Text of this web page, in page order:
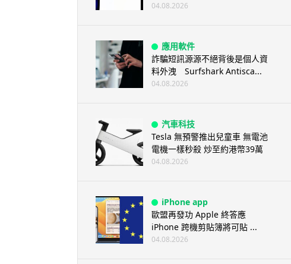
04.08.2026
應用軟件
詐騙短訊源源不絕背後是個人資
料外洩 Surfshark Antisca...
04.08.2026
汽車科技
Tesla 無預警推出兒童車 無電池
電機一樣秒殺 炒至約港幣39萬
04.08.2026
iPhone app
歐盟再發功 Apple 終答應
iPhone 跨機剪貼簿將可貼 ...
04.08.2026